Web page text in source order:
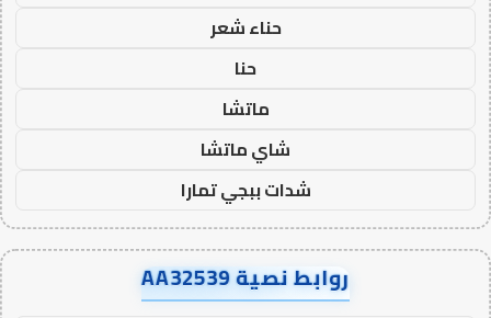
حناء شعر
حنا
ماتشا
شاي ماتشا
شدات ببجي تمارا
روابط نصية AA32539